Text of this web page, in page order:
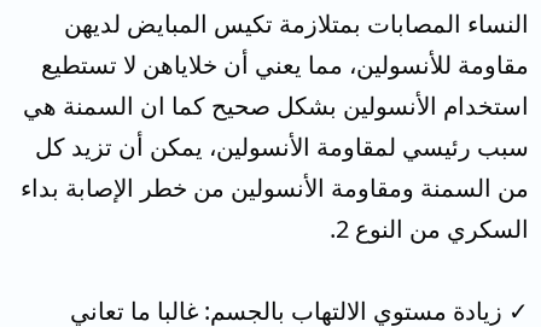
النساء المصابات بمتلازمة تكيس المبايض لديهن
مقاومة للأنسولين، مما يعني أن خلاياهن لا تستطيع
استخدام الأنسولين بشكل صحيح كما ان السمنة هي
سبب رئيسي لمقاومة الأنسولين، يمكن أن تزيد كل
من السمنة ومقاومة الأنسولين من خطر الإصابة بداء
السكري من النوع 2.
✓ زيادة مستوي الالتهاب بالجسم: غالبا ما تعاني